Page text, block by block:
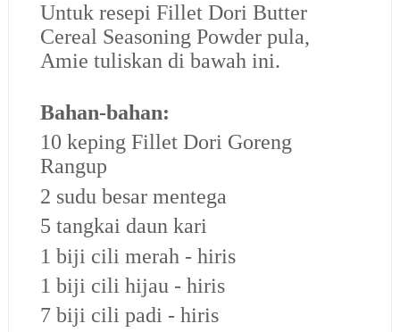
Untuk resepi Fillet Dori Butter
Cereal Seasoning Powder pula,
Amie tuliskan di bawah ini.
Bahan-bahan:
10 keping Fillet Dori Goreng
Rangup
2 sudu besar mentega
5 tangkai daun kari
1 biji cili merah - hiris
1 biji cili hijau - hiris
7 biji cili padi - hiris